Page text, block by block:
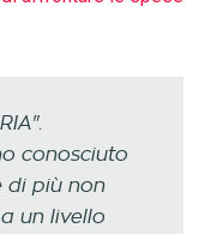
conosciuto
di più non
un livello